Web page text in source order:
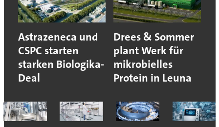
Astrazeneca und
CSPC starten
starken Biologika-
Deal
Drees & Sommer
plant Werk für
mikrobielles
Protein in Leuna